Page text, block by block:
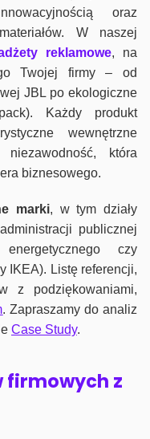
oraz
W naszej
reklamowe, na
Twojej firmy – od
JBL po ekologiczne
Każdy produkt
wewnętrzne
która
biznesowego.
marki, w tym działy
publicznej
czy
IKEA). Listę referencji,
z podziękowaniami,
. Zapraszamy do analiz
Case Study.
firmowych z